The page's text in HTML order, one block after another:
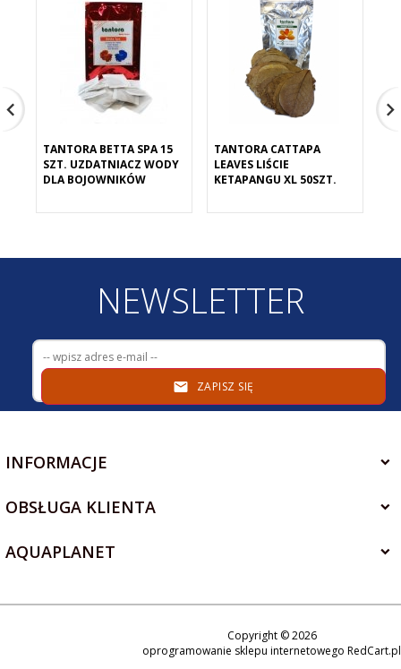
TANTORA BETTA SPA 15
SZT. UZDATNIACZ WODY
DLA BOJOWNIKÓW
TANTORA CATTAPA
LEAVES LIŚCIE
KETAPANGU XL 50SZT.
NEWSLETTER
ZAPISZ SIĘ
INFORMACJE
OBSŁUGA KLIENTA
AQUAPLANET
Copyright © 2026
oprogramowanie sklepu internetowego RedCart.pl